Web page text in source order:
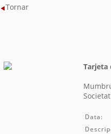
Tornar
Tarjeta
Data: